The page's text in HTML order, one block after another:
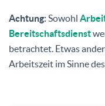
Achtung:Sowohl
Bereitschaftsdienst
betrachtet. Etwas
Arbeitszeit im Sinne